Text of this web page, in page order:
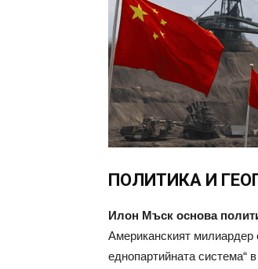
ПОЛИТИКА И
Илон Мъск основа
Американският
еднопартийната